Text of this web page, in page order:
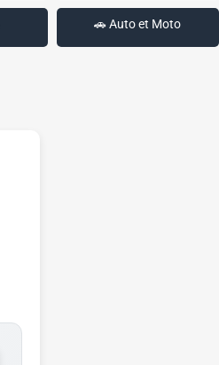
🚗 Auto et Moto